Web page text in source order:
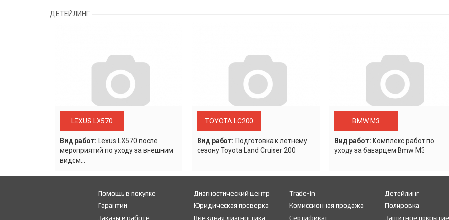
ДЕТЕЙЛИНГ
LEXUS LX570
Вид работ: Lexus LХ570 после
мероприятий по уходу за внешним
видом...
TOYOTA LC200
Вид работ: Подготовка к летнему
сезону Toyota Land Cruiser 200
BMW M3
Вид работ: Комплекс работ по
уходу за баварцем Bmw M3
Помощь в покупке
Гарантии
Заказы в работе
Диагностический центр
Юридическая проверка
Выездная диагностика
Trade-in
Комиссионная продажа
Сертификат
Детейлинг
Полировка
Защитное покрытие